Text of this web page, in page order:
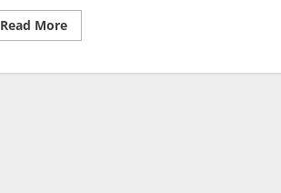
Read MoreRead
more
CARE